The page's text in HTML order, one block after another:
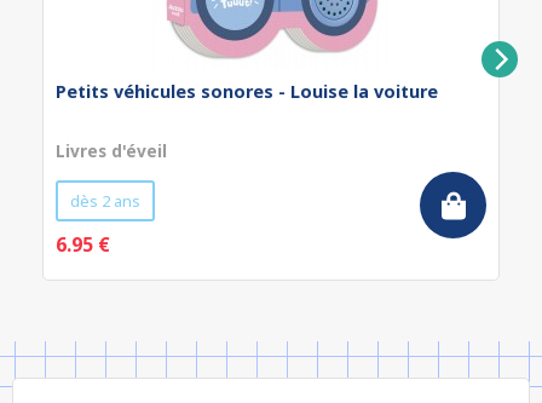
Petits véhicules sonores - Louise la voiture
Livres d'éveil
dès 2 ans
6.95 €